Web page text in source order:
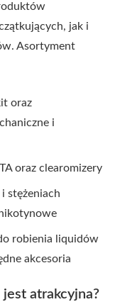
jak i
Asortyment
oraz
i
oraz clearomizery
stężeniach
robienia liquidów
akcesoria
atrakcyjna?